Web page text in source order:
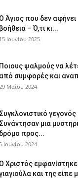
Ο Άγιος που δεν
βοήθεια – Ό,τι κι...
15 Ιουνίου 2025
Ποιους ψαλμούς να
από συμφορές και
29 Μαΐου 2024
Συγκλονιστικό
Συνάντησαν μια
δρόμο προς...
5 Ιουνίου 2024
Ο Χριστός εμφανίστηκε
και της είπε